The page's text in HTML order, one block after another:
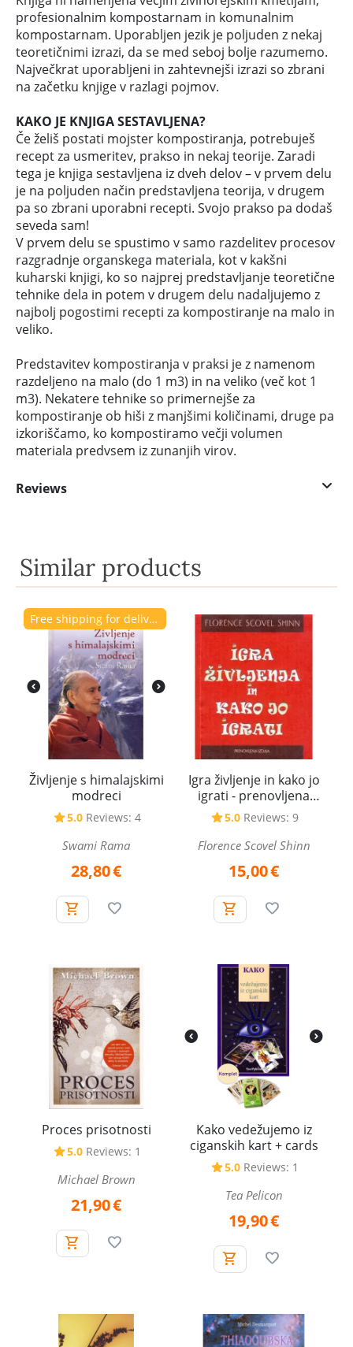
profesionalnim kompostarnam in komunalnim
kompostarnam. Uporabljen jezik je poljuden z nekaj
teoretičnimi izrazi, da se med seboj bolje razumemo.
Največkrat uporabljeni in zahtevnejši izrazi so zbrani
na začetku knjige v razlagi pojmov.
KAKO JE KNJIGA SESTAVLJENA?
Če želiš postati mojster kompostiranja, potrebuješ
recept za usmeritev, prakso in nekaj teorije. Zaradi
tega je knjiga sestavljena iz dveh delov – v prvem delu
je na poljuden način predstavljena teorija, v drugem
pa so zbrani uporabni recepti. Svojo prakso pa dodaš
seveda sam!
V prvem delu se spustimo v samo razdelitev procesov
razgradnje organskega materiala, kot v kakšni
kuharski knjigi, ko so najprej predstavljanje teoretične
tehnike dela in potem v drugem delu nadaljujemo z
najbolj pogostimi recepti za kompostiranje na malo in
veliko.
Predstavitev kompostiranja v praksi je z namenom
razdeljeno na malo (do 1 m3) in na veliko (več kot 1
m3). Nekatere tehnike so primernejše za
kompostiranje ob hiši z manjšimi količinami, druge pa
izkoriščamo, ko kompostiramo večji volumen
materiala predvsem iz zunanjih virov.
Reviews
Similar products
Free shipping for delivery to Slovenia.
Življenje s himalajskimi
modreci
5.0 Reviews: 4
Swami Rama
28,80€
Igra življenje in kako jo
igrati - prenovljena
izdaja
5.0 Reviews: 9
Florence Scovel Shinn
15,00€
Proces prisotnosti
5.0 Reviews: 1
Michael Brown
21,90€
Kako vedežujemo iz
ciganskih kart + cards
5.0 Reviews: 1
Tea Pelicon
19,90€